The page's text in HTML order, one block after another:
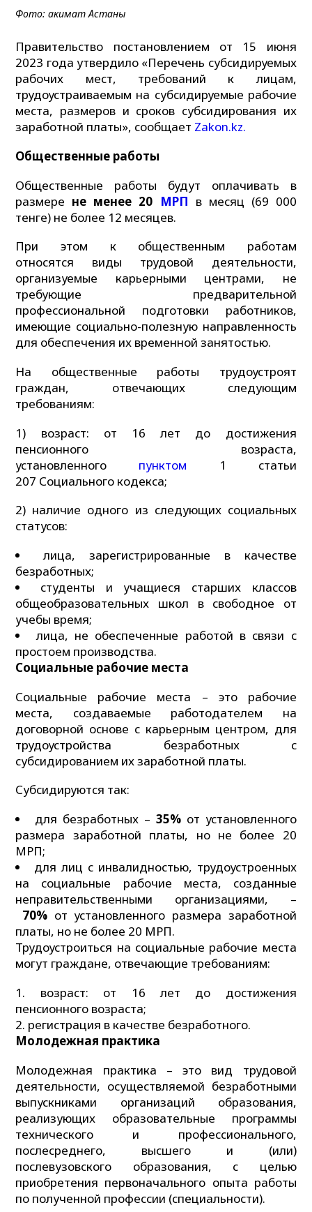
Фото: акимат Астаны
Правительство постановлением от 15 июня
2023 года утвердило «Перечень субсидируемых
рабочих мест, требований к лицам,
трудоустраиваемым на субсидируемые рабочие
места, размеров и сроков субсидирования их
заработной платы», сообщает Zakon.kz.
Общественные работы
Общественные работы будут оплачивать в
размере не менее 20 МРП в месяц (69 000
тенге) не более 12 месяцев.
При этом к общественным работам
относятся виды трудовой деятельности,
организуемые карьерными центрами, не
требующие предварительной
профессиональной подготовки работников,
имеющие социально-полезную направленность
для обеспечения их временной занятостью.
На общественные работы трудоустроят
граждан, отвечающих следующим
требованиям:
1) возраст: от 16 лет до достижения
пенсионного возраста,
установленного пунктом 1 статьи
207 Социального кодекса;
2) наличие одного из следующих социальных
статусов:
лица, зарегистрированные в качестве
безработных;
студенты и учащиеся старших классов
общеобразовательных школ в свободное от
учебы время;
лица, не обеспеченные работой в связи с
простоем производства.
Социальные рабочие места
Социальные рабочие места – это рабочие
места, создаваемые работодателем на
договорной основе с карьерным центром, для
трудоустройства безработных с
субсидированием их заработной платы.
Субсидируются так:
для безработных – 35% от установленного
размера заработной платы, но не более 20
МРП;
для лиц с инвалидностью, трудоустроенных
на социальные рабочие места, созданные
неправительственными организациями, –
70% от установленного размера заработной
платы, но не более 20 МРП.
Трудоустроиться на социальные рабочие места
могут граждане, отвечающие требованиям:
возраст: от 16 лет до достижения
пенсионного возраста;
регистрация в качестве безработного.
Молодежная практика
Молодежная практика – это вид трудовой
деятельности, осуществляемой безработными
выпускниками организаций образования,
реализующих образовательные программы
технического и профессионального,
послесреднего, высшего и (или)
послевузовского образования, с целью
приобретения первоначального опыта работы
по полученной профессии (специальности).